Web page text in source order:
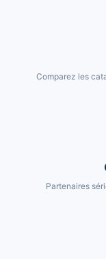
Comparez les
Partenaires